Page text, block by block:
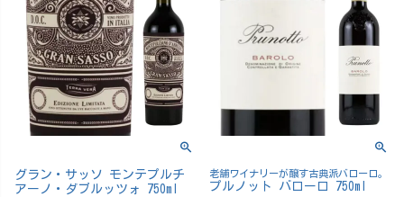
グラン・サッソ モンテプルチ
アーノ・ダブルッツォ 750ml
老舗ワイナリーが醸す古典派バローロ。
プルノット バローロ 750ml